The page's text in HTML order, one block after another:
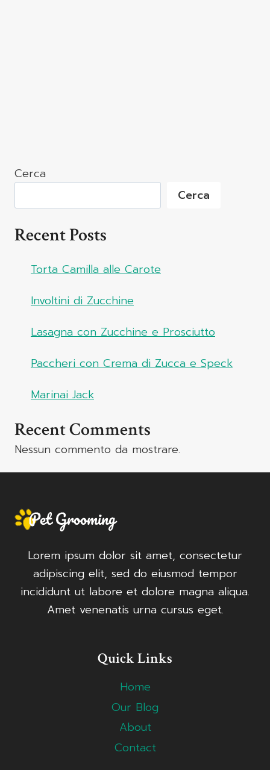
Cerca
Cerca
Recent Posts
Torta Camilla alle Carote
Involtini di Zucchine
Lasagna con Zucchine e Prosciutto
Paccheri con Crema di Zucca e Speck
Marinai Jack
Recent Comments
Nessun commento da mostrare.
Lorem ipsum dolor sit amet, consectetur
adipiscing elit, sed do eiusmod tempor
incididunt ut labore et dolore magna aliqua.
Amet venenatis urna cursus eget.
Quick Links
Home
Our Blog
About
Contact